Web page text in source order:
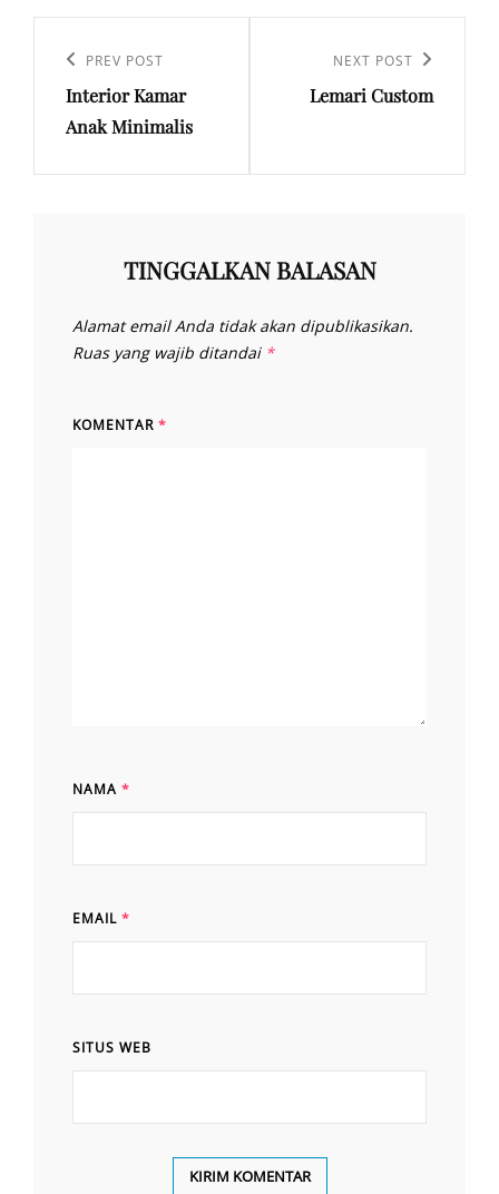
posPrevious
Post
PREV POST
Interior Kamar
Anak Minimalis
Post
NEXT POST
Lemari Custom
TINGGALKAN BALASAN
Alamat email Anda tidak akan dipublikasikan.
Ruas yang wajib ditandai *
KOMENTAR *
NAMA *
EMAIL *
SITUS WEB